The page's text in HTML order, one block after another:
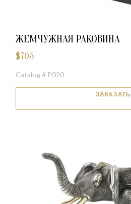
ЖЕМЧУЖНАЯ РАКОВИНА
$705
Catalog # P020
ЗАКАЗАТЬ